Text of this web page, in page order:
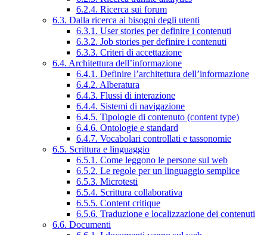
6.2.4. Ricerca sui forum
6.3. Dalla ricerca ai bisogni degli utenti
6.3.1. User stories per definire i contenuti
6.3.2. Job stories per definire i contenuti
6.3.3. Criteri di accettazione
6.4. Architettura dell’informazione
6.4.1. Definire l’architettura dell’informazione
6.4.2. Alberatura
6.4.3. Flussi di interazione
6.4.4. Sistemi di navigazione
6.4.5. Tipologie di contenuto (content type)
6.4.6. Ontologie e standard
6.4.7. Vocabolari controllati e tassonomie
6.5. Scrittura e linguaggio
6.5.1. Come leggono le persone sul web
6.5.2. Le regole per un linguaggio semplice
6.5.3. Microtesti
6.5.4. Scrittura collaborativa
6.5.5. Content critique
6.5.6. Traduzione e localizzazione dei contenuti
6.6. Documenti